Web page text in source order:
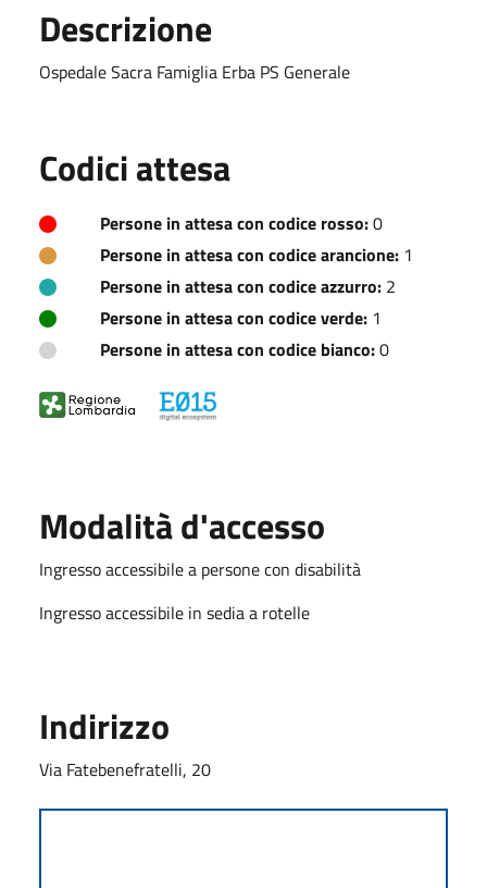
Descrizione
Ospedale Sacra Famiglia Erba PS Generale
Codici attesa
Persone in attesa con codice rosso:0
Persone in attesa con codice arancione: 1
Persone in attesa con codice azzurro: 2
Persone in attesa con codice verde: 1
Persone in attesa con codice bianco:0
Modalità d'accesso
Ingresso accessibile a persone con disabilità
Ingresso accessibile in sedia a rotelle
Indirizzo
Via Fatebenefratelli, 20